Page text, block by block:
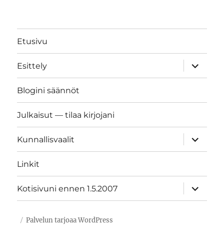
Etusivu
Esittely
näytä
Blogini säännöt
Julkaisut — tilaa kirjojani
Kunnallisvaalit
näytä
Linkit
Kotisivuni ennen 1.5.2007
näytä
Palvelun tarjoaa WordPress